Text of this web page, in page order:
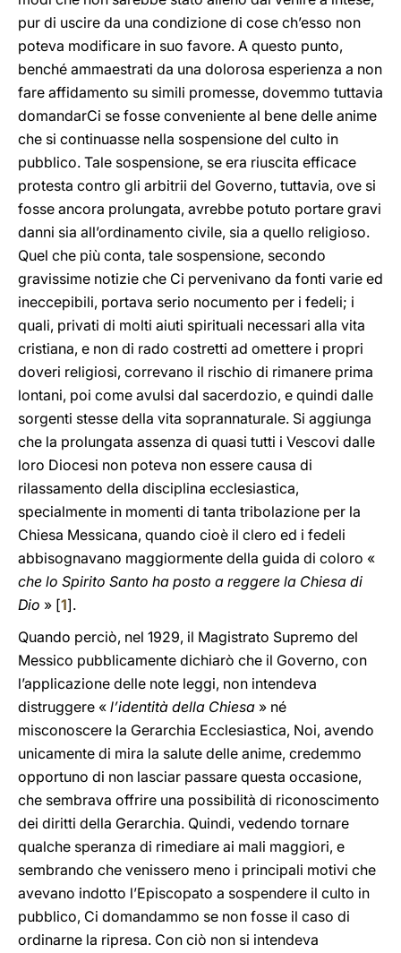
pur di uscire da una condizione di cose ch’esso non
poteva modificare in suo favore. A questo punto,
benché ammaestrati da una dolorosa esperienza a non
fare affidamento su simili promesse, dovemmo tuttavia
domandarCi se fosse conveniente al bene delle anime
che si continuasse nella sospensione del culto in
pubblico. Tale sospensione, se era riuscita efficace
protesta contro gli arbitrii del Governo, tuttavia, ove si
fosse ancora prolungata, avrebbe potuto portare gravi
danni sia all’ordinamento civile, sia a quello religioso.
Quel che più conta, tale sospensione, secondo
gravissime notizie che Ci pervenivano da fonti varie ed
ineccepibili, portava serio nocumento per i fedeli; i
quali, privati di molti aiuti spirituali necessari alla vita
cristiana, e non di rado costretti ad omettere i propri
doveri religiosi, correvano il rischio di rimanere prima
lontani, poi come avulsi dal sacerdozio, e quindi dalle
sorgenti stesse della vita soprannaturale. Si aggiunga
che la prolungata assenza di quasi tutti i Vescovi dalle
loro Diocesi non poteva non essere causa di
rilassamento della disciplina ecclesiastica,
specialmente in momenti di tanta tribolazione per la
Chiesa Messicana, quando cioè il clero ed i fedeli
abbisognavano maggiormente della guida di coloro «
che lo Spirito Santo ha posto a reggere la Chiesa di
Dio » [1].
Quando perciò, nel 1929, il Magistrato Supremo del
Messico pubblicamente dichiarò che il Governo, con
l’applicazione delle note leggi, non intendeva
distruggere « l’identità della Chiesa » né
misconoscere la Gerarchia Ecclesiastica, Noi, avendo
unicamente di mira la salute delle anime, credemmo
opportuno di non lasciar passare questa occasione,
che sembrava offrire una possibilità di riconoscimento
dei diritti della Gerarchia. Quindi, vedendo tornare
qualche speranza di rimediare ai mali maggiori, e
sembrando che venissero meno i principali motivi che
avevano indotto l’Episcopato a sospendere il culto in
pubblico, Ci domandammo se non fosse il caso di
ordinarne la ripresa. Con ciò non si intendeva